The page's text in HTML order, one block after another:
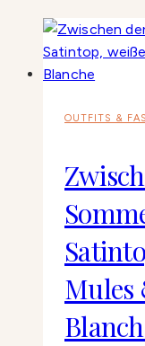
OUTFITS &
Mules